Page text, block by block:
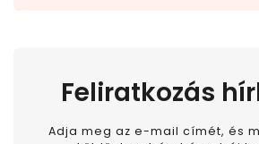
Feliratkozás
Adja meg az e-mail címét, és